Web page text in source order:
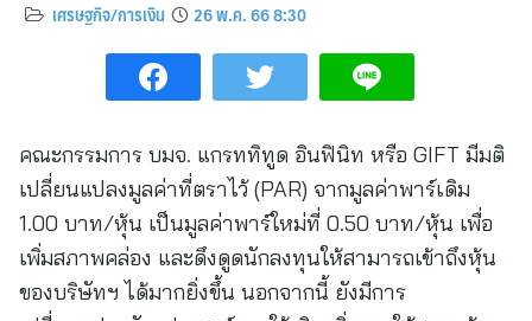
เศรษฐกิจ/การเงิน 26 พ.ค. 66 8:30
คณะกรรมการ บมจ. แกรททิทูด อินฟินิท หรือ GIFT มีมติ
เปลี่ยนแปลงมูลค่าที่ตราไว้ (PAR) จากมูลค่าพาร์เดิม
1.00 บาท/หุ้น เป็นมูลค่าพาร์ใหม่ที่ 0.50 บาท/หุ้น เพื่อ
เพิ่มสภาพคล่อง และดึงดูดนักลงทุนให้สามารถเข้าถึงหุ้น
ของบริษัทฯ ได้มากยิ่งขึ้น นอกจากนี้ ยังมีการ